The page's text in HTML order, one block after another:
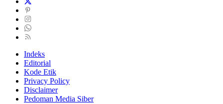
Indeks
Editorial
Kode Etik
Privacy Policy
Disclaimer
Pedoman Media Siber